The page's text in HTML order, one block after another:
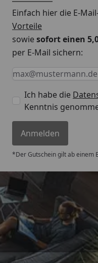
Einfach hier die E-
Vorteile
sowiesofort einen
per E-Mail sichern:
Keine Eingabe
Eingabe erforderlich
E-Mail *
Ich habe die
Kenntnis
Anmelden
*Der Gutschein gilt ab einem